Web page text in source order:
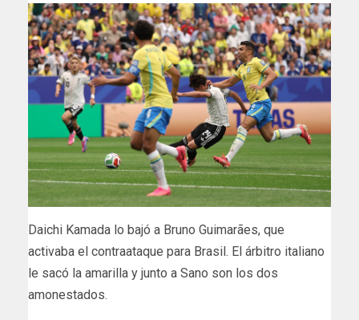
Daichi Kamada lo bajó a Bruno Guimarães, que
activaba el contraataque para Brasil. El árbitro italiano
le sacó la amarilla y junto a Sano son los dos
amonestados.